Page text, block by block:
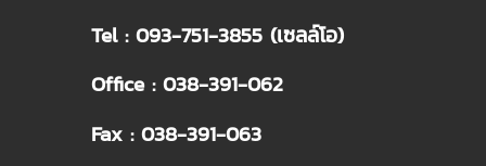
Tel : 093-751-3855 (เซลล์โอ)
Office : 038-391-062
Fax : 038-391-063